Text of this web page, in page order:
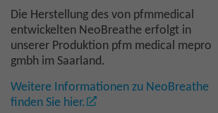
Die Herstellung des von pfmmedical
entwickelten NeoBreathe erfolgt in
unserer Produktion pfm medical mepro
gmbh im Saarland.
Weitere Informationen zu NeoBreathe
finden Sie hier.